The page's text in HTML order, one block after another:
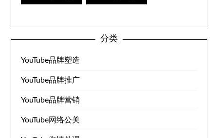
分类
YouTube品牌塑造
YouTube品牌推广
YouTube品牌营销
YouTube网络公关